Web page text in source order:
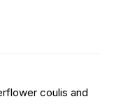
coulis and